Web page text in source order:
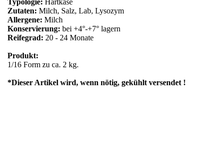
Zutaten: Milch, Salz, Lab, Lysozym
Allergene: Milch
Konservierung: bei +4°-+7° lagern
Reifegrad: 20 - 24 Monate
Produkt:
1/16 Form zu ca. 2 kg.
*Dieser Artikel wird, wenn nötig, gekühlt versendet !